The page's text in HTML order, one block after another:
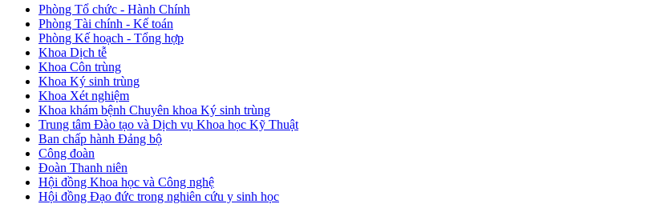
Phòng Tổ chức - Hành Chính
Phòng Tài chính - Kế toán
Phòng Kế hoạch - Tổng hợp
Khoa Dịch tễ
Khoa Côn trùng
Khoa Ký sinh trùng
Khoa Xét nghiệm
Khoa khám bệnh Chuyên khoa Ký sinh trùng
Trung tâm Đào tạo và Dịch vụ Khoa học Kỹ Thuật
Ban chấp hành Đảng bộ
Công đoàn
Đoàn Thanh niên
Hội đồng Khoa học và Công nghệ
Hội đồng Đạo đức trong nghiên cứu y sinh học